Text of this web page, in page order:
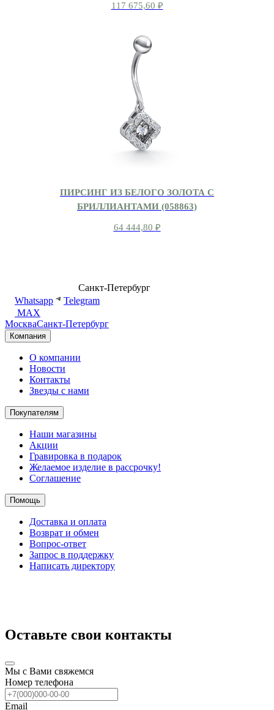
117 675,60 ₽
ПИРСИНГ ИЗ БЕЛОГО ЗОЛОТА С
БРИЛЛИАНТАМИ (058863)
64 444,80 ₽
Санкт-Петербург
Whatsapp
Telegram
MAX
МоскваСанкт-Петербург
Компания
О компании
Новости
Контакты
Звезды с нами
Покупателям
Наши магазины
Акции
Гравировка в подарок
Желаемое изделие в рассрочку!
Соглашение
Помощь
Доставка и оплата
Возврат и обмен
Вопрос-ответ
Запрос в поддержку
Написать директору
Оставьте свои контакты
Мы с Вами свяжемся
Номер телефона
Email